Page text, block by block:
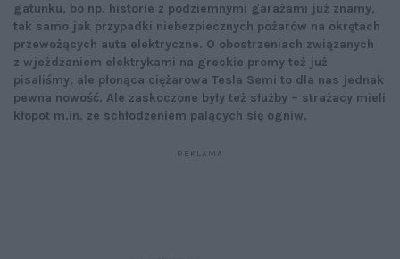
gatunku, bo np. historie z podziemnymi garażami już znamy,
tak samo jak przypadki niebezpiecznych pożarów na okrętach
przewożących auta elektryczne. O obostrzeniach związanych
z wjeżdżaniem elektrykami na greckie promy też już
pisaliśmy, ale płonąca ciężarowa Tesla Semi to dla nas jednak
pewna nowość. Ale zaskoczone były też służby – strażacy mieli
kłopot m.in. ze schłodzeniem palących się ogniw.